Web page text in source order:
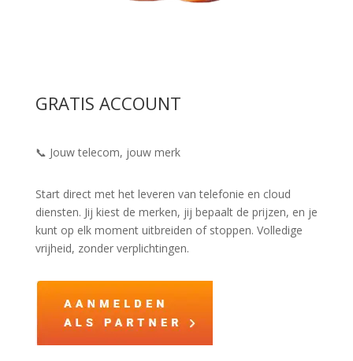
GRATIS ACCOUNT
📞 Jouw telecom, jouw merk
Start direct met het leveren van telefonie en cloud
diensten. Jij kiest de merken, jij bepaalt de prijzen, en je
kunt op elk moment uitbreiden of stoppen. Volledige
vrijheid, zonder verplichtingen.